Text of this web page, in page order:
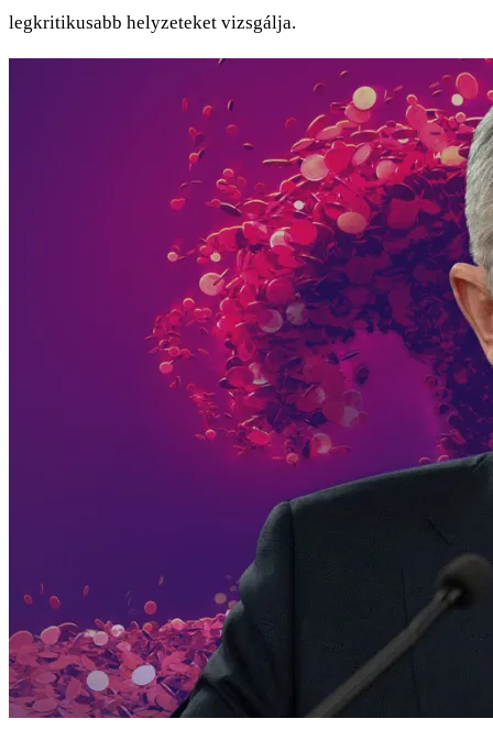
legkritikusabb helyzeteket vizsgálja.